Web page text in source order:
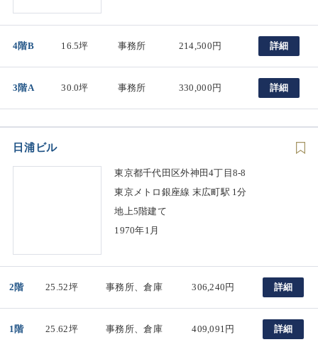
4階B 16.5坪 事務所 214,500円 詳細
3階A 30.0坪 事務所 330,000円 詳細
日浦ビル
東京都千代田区外神田4丁目8-8
東京メトロ銀座線 末広町駅 1分
地上5階建て
1970年1月
2階 25.52坪 事務所、倉庫 306,240円 詳細
1階 25.62坪 事務所、倉庫 409,091円 詳細